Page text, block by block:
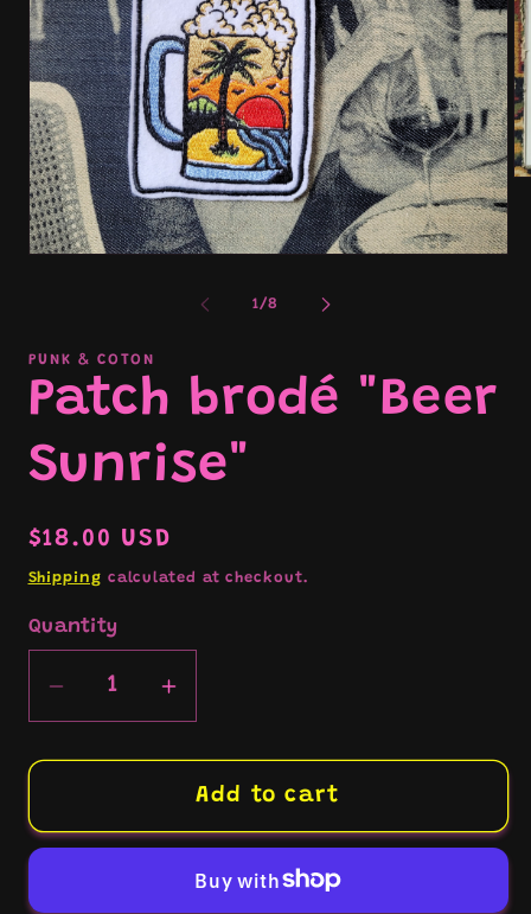
1/of
8
PUNK & COTON
Patch brodé "Beer
Sunrise"
Regular
price
$18.00 USD
Shipping calculated at checkout.
Quantity
Decrease
quantity
for
brodé
Sunrise&quot;
Increase
quantity
for
Patch
brodé
Sunrise&quot;
Add to cart